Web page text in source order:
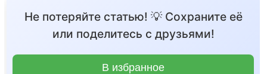
Не потеряйте статью! 💡 Сохраните её
или поделитесь с друзьями!
В избранное